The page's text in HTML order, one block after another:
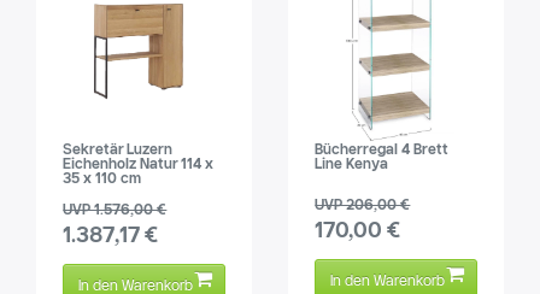
Sekretär Luzern
Eichenholz Natur 114 x
35 x 110 cm
UVP 1.576,00 €
1.387,17 €
In den Warenkorb
Bücherregal 4 Brett
Line Kenya
UVP 206,00 €
170,00 €
In den Warenkorb